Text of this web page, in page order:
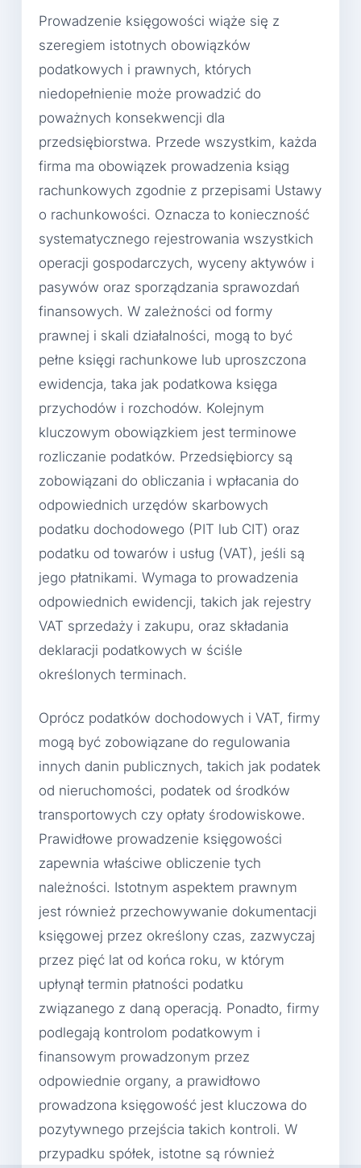
Prowadzenie księgowości wiąże się z
szeregiem istotnych obowiązków
podatkowych i prawnych, których
niedopełnienie może prowadzić do
poważnych konsekwencji dla
przedsiębiorstwa. Przede wszystkim, każda
firma ma obowiązek prowadzenia ksiąg
rachunkowych zgodnie z przepisami Ustawy
o rachunkowości. Oznacza to konieczność
systematycznego rejestrowania wszystkich
operacji gospodarczych, wyceny aktywów i
pasywów oraz sporządzania sprawozdań
finansowych. W zależności od formy
prawnej i skali działalności, mogą to być
pełne księgi rachunkowe lub uproszczona
ewidencja, taka jak podatkowa księga
przychodów i rozchodów. Kolejnym
kluczowym obowiązkiem jest terminowe
rozliczanie podatków. Przedsiębiorcy są
zobowiązani do obliczania i wpłacania do
odpowiednich urzędów skarbowych
podatku dochodowego (PIT lub CIT) oraz
podatku od towarów i usług (VAT), jeśli są
jego płatnikami. Wymaga to prowadzenia
odpowiednich ewidencji, takich jak rejestry
VAT sprzedaży i zakupu, oraz składania
deklaracji podatkowych w ściśle
określonych terminach.
Oprócz podatków dochodowych i VAT, firmy
mogą być zobowiązane do regulowania
innych danin publicznych, takich jak podatek
od nieruchomości, podatek od środków
transportowych czy opłaty środowiskowe.
Prawidłowe prowadzenie księgowości
zapewnia właściwe obliczenie tych
należności. Istotnym aspektem prawnym
jest również przechowywanie dokumentacji
księgowej przez określony czas, zazwyczaj
przez pięć lat od końca roku, w którym
upłynął termin płatności podatku
związanego z daną operacją. Ponadto, firmy
podlegają kontrolom podatkowym i
finansowym prowadzonym przez
odpowiednie organy, a prawidłowo
prowadzona księgowość jest kluczowa do
pozytywnego przejścia takich kontroli. W
przypadku spółek, istotne są również